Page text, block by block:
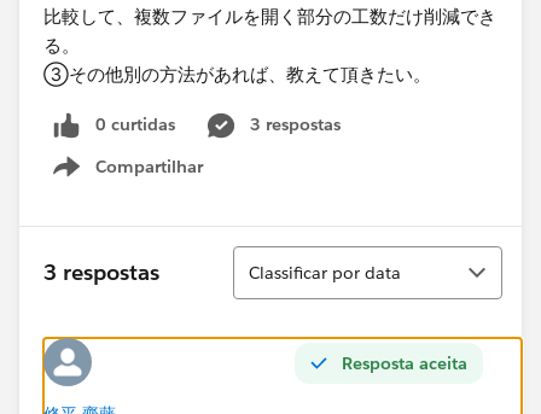
比較して、複数ファイルを開く部分の工数だけ削減でき
る。
③その他別の方法があれば、教えて頂きたい。
0 curtidas
3 respostas
Compartilhar
Show menu
3 respostas
Classificar
Classificar por data
Resposta aceita